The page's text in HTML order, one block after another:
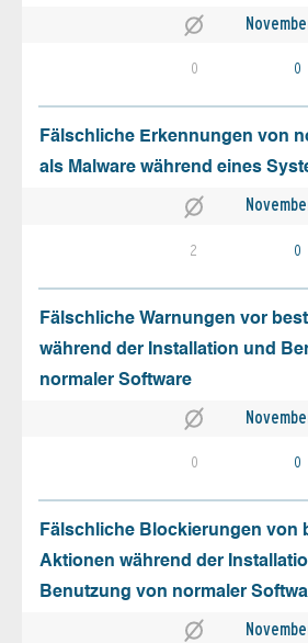
0 0
Fälschliche Erkennungen von
als Malware während eines
2 0
Fälschliche Warnungen vor
während der Installation und
normaler Software
0 0
Fälschliche Blockierungen von
Aktionen während der
Benutzung von normaler